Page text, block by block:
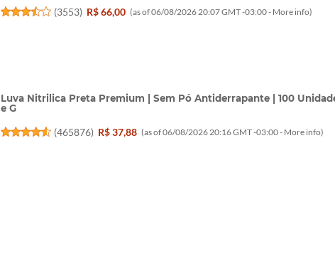
(3553) R$ 66,00 (as of 06/08/2026 20:07 GMT -03:00 - More info)
Luva Nitrilica Preta Premium | Sem Pó Antiderrapante | 100
e G
(465876) R$ 37,88 (as of 06/08/2026 20:16 GMT -03:00 - More info)